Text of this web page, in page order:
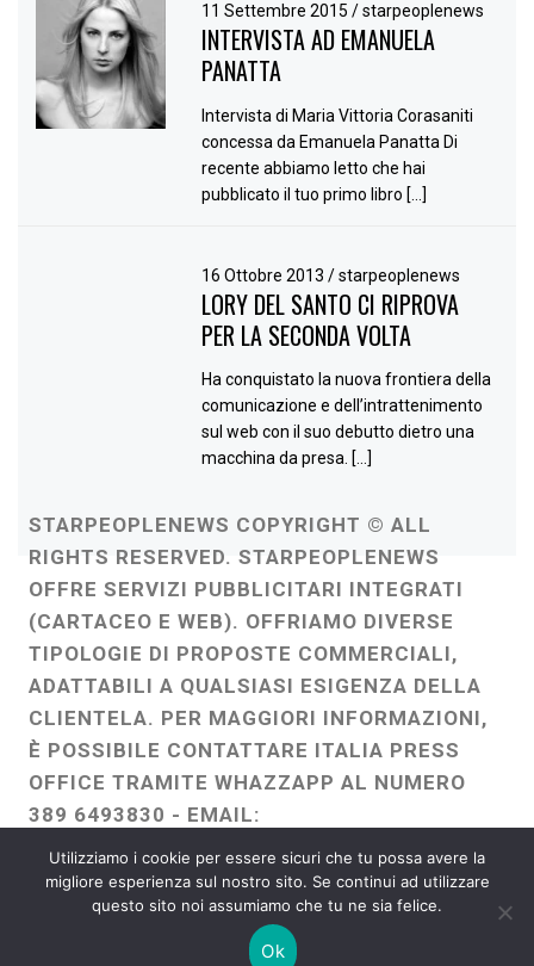
11 Settembre 2015/ starpeoplenews
INTERVISTA AD EMANUELA
PANATTA
Intervista di Maria Vittoria Corasaniti
concessa da Emanuela Panatta Di
recente abbiamo letto che hai
pubblicato il tuo primo libro […]
16 Ottobre 2013/ starpeoplenews
LORY DEL SANTO CI RIPROVA
PER LA SECONDA VOLTA
Ha conquistato la nuova frontiera della
comunicazione e dell’intrattenimento
sul web con il suo debutto dietro una
macchina da presa. […]
STARPEOPLENEWS COPYRIGHT © ALL
RIGHTS RESERVED. STARPEOPLENEWS
OFFRE SERVIZI PUBBLICITARI INTEGRATI
(CARTACEO E WEB). OFFRIAMO DIVERSE
TIPOLOGIE DI PROPOSTE COMMERCIALI,
ADATTABILI A QUALSIASI ESIGENZA DELLA
CLIENTELA. PER MAGGIORI INFORMAZIONI,
È POSSIBILE CONTATTARE ITALIA PRESS
OFFICE TRAMITE WHAZZAPP AL NUMERO
389 6493830 - EMAIL:
ITALIAPRESSOFFICE@GMAIL.COM
WEBMASTER :FRANCESCO GENTILE
FREELANCE
Utilizziamo i cookie per essere sicuri che tu possa avere la
migliore esperienza sul nostro sito. Se continui ad utilizzare
questo sito noi assumiamo che tu ne sia felice.
Ok